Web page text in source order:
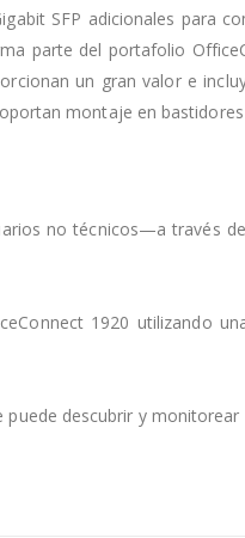
SFP adicionales para
parte del portafolio
un gran valor e
montaje en
no técnicos—a través
1920 utilizando
descubrir y